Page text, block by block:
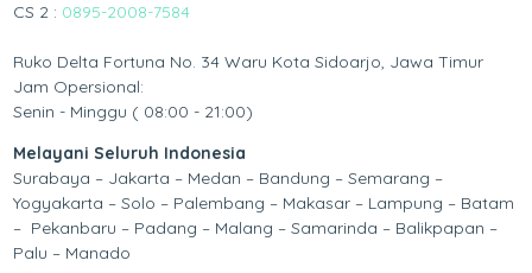
CS 2 : 0895-2008-7584
Ruko Delta Fortuna No. 34 Waru Kota Sidoarjo, Jawa Timur
Jam Opersional:
Senin - Minggu ( 08:00 - 21:00)
Melayani Seluruh Indonesia
Surabaya – Jakarta – Medan – Bandung – Semarang –
Yogyakarta – Solo – Palembang – Makasar – Lampung – Batam
– Pekanbaru – Padang – Malang – Samarinda – Balikpapan –
Palu – Manado